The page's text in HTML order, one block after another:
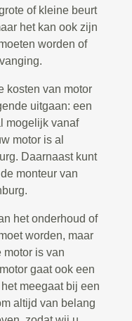
of kleine beurt
het kan ook zijn
worden of
kosten van motor
uitgaan: een
mogelijk vanaf
motor is al
Daarnaast kunt
monteur van
het onderhoud of
worden, maar
motor is van
gaat ook een
meegaat bij een
altijd van belang